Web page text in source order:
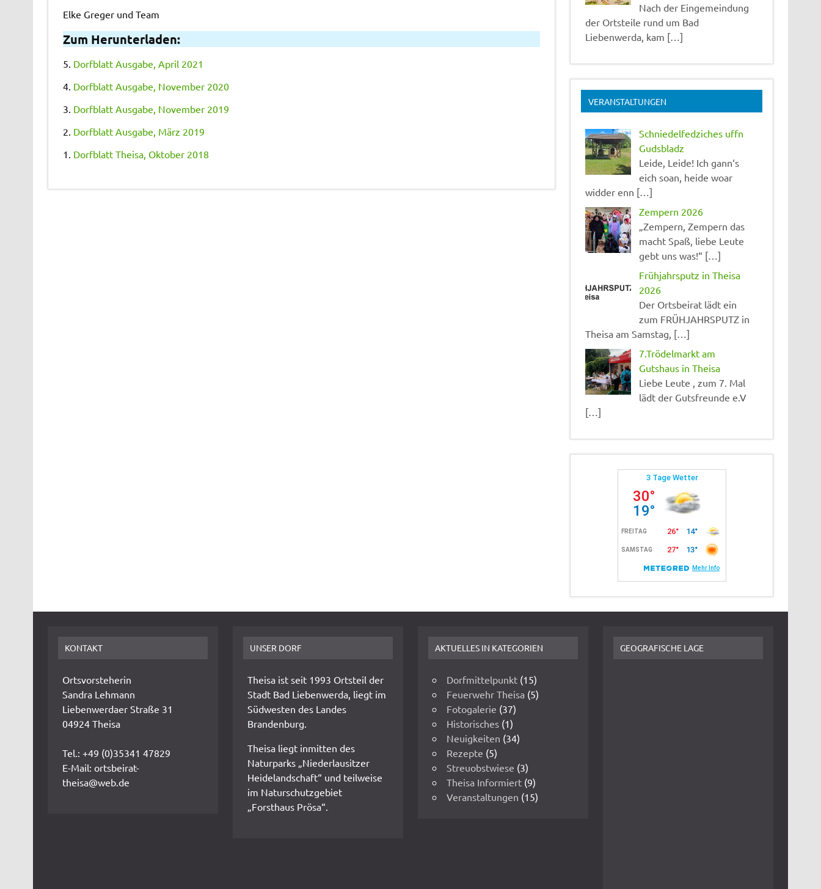
Elke Greger und Team
Zum Herunterladen:
5. Dorfblatt Ausgabe, April 2021
4. Dorfblatt Ausgabe, November 2020
3. Dorfblatt Ausgabe, November 2019
2. Dorfblatt Ausgabe, März 2019
1. Dorfblatt Theisa, Oktober 2018
Nach der Eingemeindung
der Ortsteile rund um Bad
Liebenwerda, kam […]
VERANSTALTUNGEN
Schniedelfedziches uffn
Gudsbladz
Leide, Leide! Ich gann‘s
eich soan, heide woar
widder enn […]
Zempern 2026
„Zempern, Zempern das
macht Spaß, liebe Leute
gebt uns was!“ […]
Frühjahrsputz in Theisa
2026
Der Ortsbeirat lädt ein
zum FRÜHJAHRSPUTZ in
Theisa am Samstag, […]
7.Trödelmarkt am
Gutshaus in Theisa
Liebe Leute , zum 7. Mal
lädt der Gutsfreunde e.V
[…]
KONTAKT
Ortsvorsteherin
Sandra Lehmann
Liebenwerdaer Straße 31
04924 Theisa
Tel.: +49 (0)35341 47829
E-Mail: ortsbeirat-
theisa@web.de
UNSER DORF
Theisa ist seit 1993 Ortsteil der
Stadt Bad Liebenwerda, liegt im
Südwesten des Landes
Brandenburg.
Theisa liegt inmitten des
Naturparks „Niederlausitzer
Heidelandschaft“ und teilweise
im Naturschutzgebiet
„Forsthaus Prösa“.
AKTUELLES IN KATEGORIEN
Dorfmittelpunkt(15)
Feuerwehr Theisa(5)
Fotogalerie (37)
Historisches(1)
Neuigkeiten (34)
Rezepte (5)
Streuobstwiese (3)
Theisa Informiert(9)
Veranstaltungen (15)
GEOGRAFISCHE LAGE